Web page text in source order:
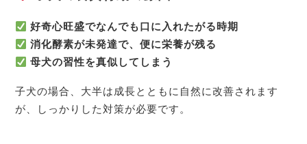
好奇心旺盛でなんでも口に入れたがる時期
消化酵素が未発達で、便に栄養が残る
母犬の習性を真似してしまう
子犬の場合、大半は成長とともに自然に改善されます
が、しっかりした対策が必要です。